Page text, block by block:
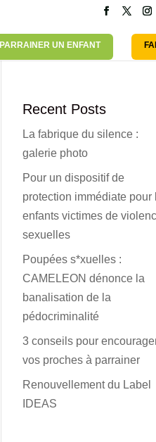
PARRAINER UN ENFANT
Recent Posts
La fabrique du silence :
galerie photo
Pour un dispositif de
protection immédiate pour
enfants victimes de
sexuelles
Poupées s*xuelles :
CAMELEON dénonce la
banalisation de la
pédocriminalité
3 conseils pour
vos proches à parrainer
Renouvellement du Label
IDEAS